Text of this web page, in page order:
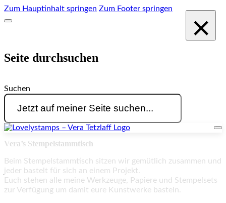
Zum Hauptinhalt springen Zum Footer springen
Seite durchsuchen
Suchen
×
Vera’s Stempelstammtisch
Beim Stempelstammtisch sitzen wir gemütlich zusammen und
jeder bastelt für sich an einem Projekt.
Euch stehen alle meine Werkzeuge, Papiere und Stempelsets
zur Verfügung um damit eure Kunstwerke basteln.